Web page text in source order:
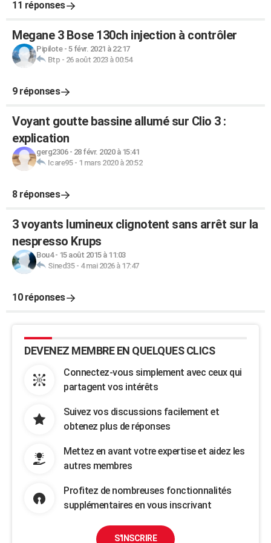
11 réponses
Megane 3 Bose 130ch injection à contrôler
Pipilote- 5 févr. 2021 à 22:17
Btp - 26 août 2023 à 00:54
9 réponses
Voyant goutte bassine allumé sur Clio 3 :
explication
gerg2306- 28 févr. 2020 à 15:41
Icare95- 1 mars 2020 à 20:52
8 réponses
3 voyants lumineux clignotent sans arrêt sur la
nespresso Krups
Bou4- 15 août 2015 à 11:03
Sined35- 4 mai 2026 à 17:47
10 réponses
DEVENEZ MEMBRE EN QUELQUES CLICS
Connectez-vous simplement avec ceux qui
partagent vos intérêts
Suivez vos discussions facilement et
obtenez plus de réponses
Mettez en avant votre expertise et aidez les
autres membres
Profitez de nombreuses fonctionnalités
supplémentaires en vous inscrivant
S'INSCRIRE